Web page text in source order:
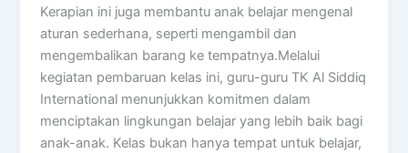
Kerapian ini juga membantu anak belajar mengenal
aturan sederhana, seperti mengambil dan
mengembalikan barang ke tempatnya.Melalui
kegiatan pembaruan kelas ini, guru-guru TK Al Siddiq
International menunjukkan komitmen dalam
menciptakan lingkungan belajar yang lebih baik bagi
anak-anak. Kelas bukan hanya tempat untuk belajar,